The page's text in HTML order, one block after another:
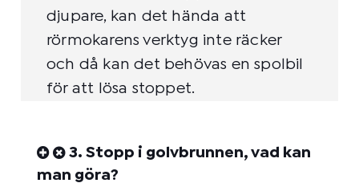
djupare, kan det hända att
rörmokarens verktyg inte räcker
och då kan det behövas en spolbil
för att lösa stoppet.
3. Stopp i golvbrunnen, vad kan
man göra?